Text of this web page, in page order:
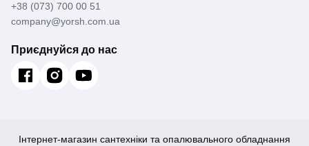
+38 (073) 700 00 51
company@yorsh.com.ua
Приєднуйся до нас
Інтернет-магазин сантехніки та опалювального обладнання